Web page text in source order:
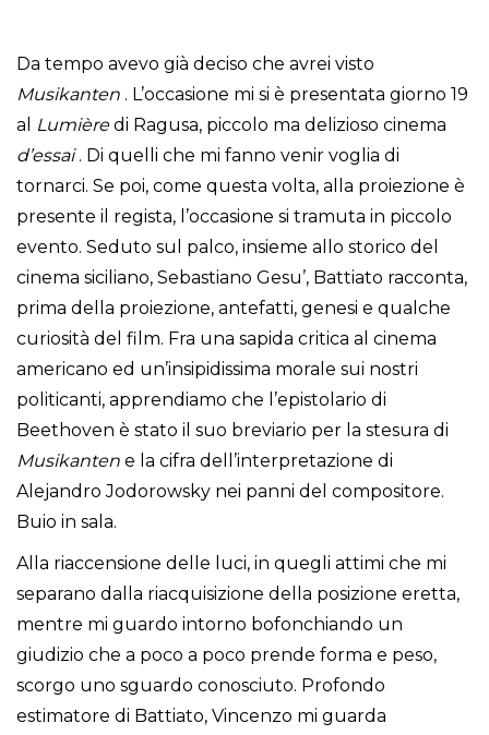
Da tempo avevo già deciso che avrei visto
Musikanten . L’occasione mi si è presentata giorno 19
al
Lumièredi Ragusa, piccolo ma delizioso cinema
d’essai. Di quelli che mi fanno venir voglia di
tornarci. Se poi, come questa volta, alla proiezione è
presente il regista, l’occasione si tramuta in piccolo
evento. Seduto sul palco, insieme allo storico del
cinema siciliano, Sebastiano Gesu’, Battiato racconta,
prima della proiezione, antefatti, genesi e qualche
curiosità del film. Fra una sapida critica al cinema
americano ed un’insipidissima morale sui nostri
politicanti, apprendiamo che l’epistolario di
Beethoven è stato il suo breviario per la stesura di
Musikanten e la cifra dell’interpretazione di
Alejandro Jodorowsky nei panni del compositore.
Buio in sala.
Alla riaccensione delle luci, in quegli attimi che mi
separano dalla riacquisizione della posizione eretta,
mentre mi guardo intorno bofonchiando un
giudizio che a poco a poco prende forma e peso,
scorgo uno sguardo conosciuto. Profondo
estimatore di Battiato, Vincenzo mi guarda